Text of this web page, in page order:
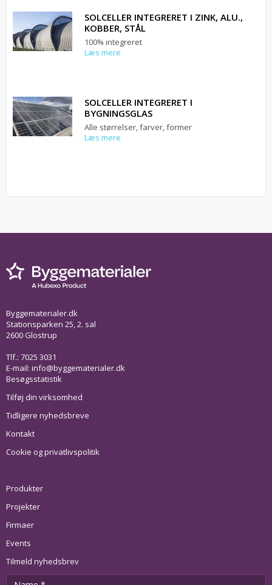
SOLCELLER INTEGRERET I ZINK, ALU.,
KOBBER, STÅL
100% integreret
Læs mere
SOLCELLER INTEGRERET I
BYGNINGSGLAS
Alle størrelser, farver, former
Læs mere
Byggematerialer.dk
Stationsparken 25, 2. sal
2600 Glostrup
Tlf.: 7025 3031
E-mail: info@byggematerialer.dk
Besøgsstatistik
Tilføj din virksomhed
Tidligere nyhedsbreve
Kontakt
Cookie og privatlivspolitik
Produkter
Projekter
Firmaer
Events
Tilmeld nyhedsbrev